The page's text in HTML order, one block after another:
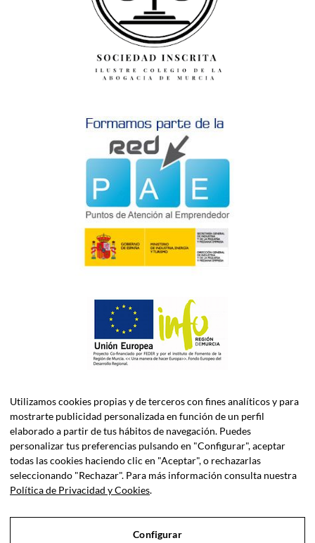
ASELEC CONSULTORES, S.L.P. es una firma especializada en
Asesoría Fiscal, Contable, Laboral y Jurídica, así como
Sociedad Profesional Inscrita en el Registro de Sociedades
Utilizamos cookies propias y de terceros con fines analíticos y para
mostrarte publicidad personalizada en función de un perfil
elaborado a partir de tus hábitos de navegación. Puedes
personalizar tus preferencias pulsando en "Configurar", aceptar
todas las cookies haciendo clic en "Aceptar", o rechazarlas
seleccionando "Rechazar". Para más información consulta nuestra
Política de Privacidad y Cookies.
Configurar